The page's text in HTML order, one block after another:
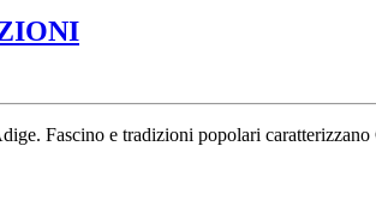
CASTELROTTO:
MUSEI
Fascino e tradizioni popolari